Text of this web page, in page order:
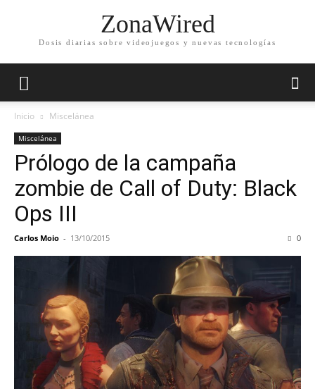
ZonaWired
Dosis diarias sobre videojuegos y nuevas tecnologías
Inicio Miscelánea
Miscelánea
Prólogo de la campaña
zombie de Call of Duty: Black
Ops III
Carlos Moio - 13/10/2015 0